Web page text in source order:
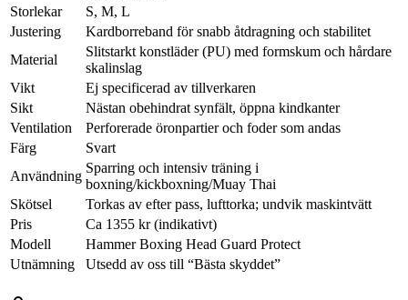
Storlekar
S, M, L
Justering
Kardborreband för snabb åtdragning och stabilitet
Material
Slitstarkt konstläder (PU) med formskum och hårdare
skalinslag
Vikt
Ej specificerad av tillverkaren
Sikt
Nästan obehindrat synfält, öppna kindkanter
Ventilation
Perforerade öronpartier och foder som andas
Färg
Svart
Användning
Sparring och intensiv träning i
boxning/kickboxning/Muay Thai
Skötsel
Torkas av efter pass, lufttorka; undvik maskintvätt
Pris
Ca 1355 kr (indikativt)
Modell
Hammer Boxing Head Guard Protect
Utnämning
Utsedd av oss till “Bästa skyddet”